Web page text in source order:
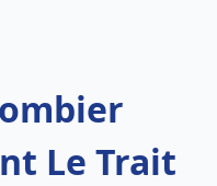
Le Trait